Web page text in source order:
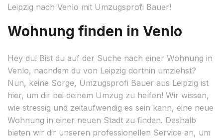
Leipzig nach Venlo mit Umzugsprofi Bauer!
Wohnung finden in Venlo
Hey du! Bist du auf der Suche nach einer Wohnung in
Venlo, nachdem du von Leipzig dorthin umziehst?
Nun, keine Sorge, Umzugsprofi Bauer aus Leipzig ist
hier, um dir bei deinem Umzug zu helfen! Wir wissen,
wie stressig und zeitaufwendig es sein kann, eine neue
Wohnung in einer neuen Stadt zu finden. Deshalb
bieten wir dir unseren professionellen Service an, um